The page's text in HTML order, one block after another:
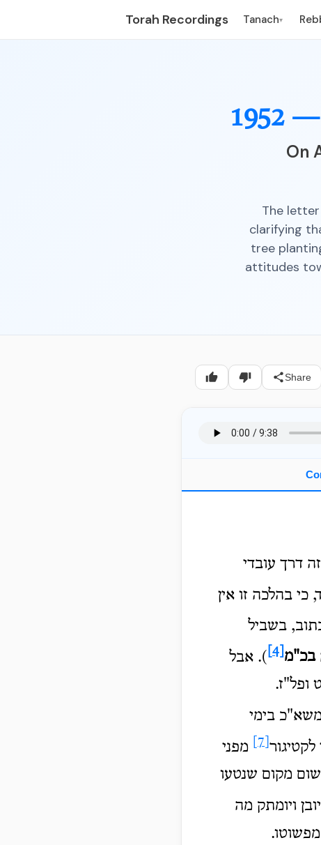
Torah Recordings Tanach▾
1952 —
On
The
clarifying
tree
attitudes
Share
דרך עובדי
כי בהלכה זו אין
בשביל
בכ"מ
). אבל
ופל"ז.
בימי
לקטיגור
מפני
מקום שנטעו
ויומתק מה